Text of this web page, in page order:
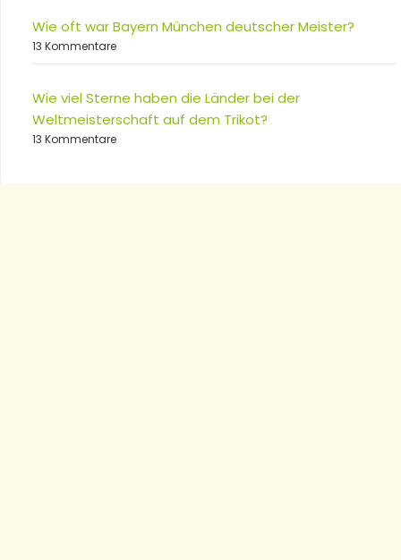
Wie oft war Bayern München deutscher Meister?
13 Kommentare
Wie viel Sterne haben die Länder bei der
Weltmeisterschaft auf dem Trikot?
13 Kommentare